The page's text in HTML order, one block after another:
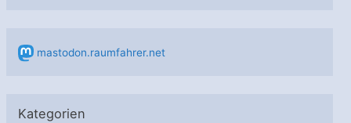
mastodon.raumfahrer.net
Kategorien